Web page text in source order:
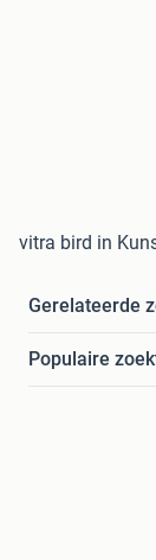
vitra bird in
Gerelateerde
Populaire